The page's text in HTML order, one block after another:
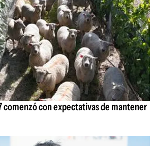
comenzó con expectativas de mantener